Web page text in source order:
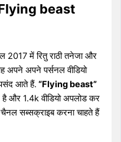
Flying beast
में रितु राठी तनेजा और
अपने अपने पर्सनल वीडियो
आते हैं. “Flying beast”
और 1.4k वीडियो अपलोड कर
सब्सक्राइब करना चाहते हैं